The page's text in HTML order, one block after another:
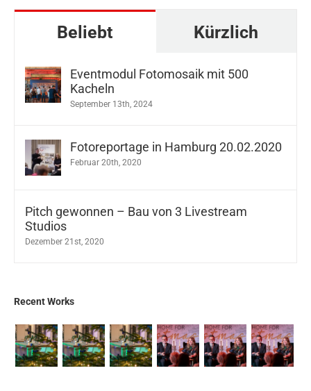
Beliebt Kürzlich
Eventmodul Fotomosaik mit 500
Kacheln
September 13th, 2024
Fotoreportage in Hamburg 20.02.2020
Februar 20th, 2020
Pitch gewonnen – Bau von 3 Livestream
Studios
Dezember 21st, 2020
Recent Works